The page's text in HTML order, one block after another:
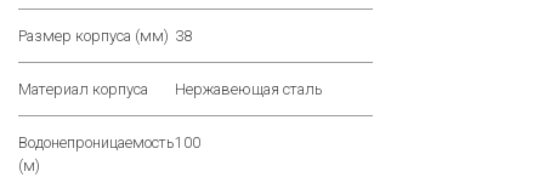
Размер корпуса (мм) 38
Материал корпуса Нержавеющая сталь
Водонепроницаемость
(м)
100